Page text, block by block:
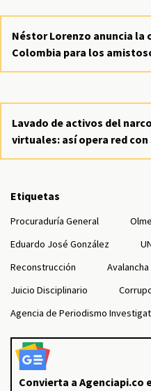
Néstor Lorenzo anuncia la
Colombia para los
Lavado de activos del
virtuales: así opera red
Etiquetas
Procuraduría General
Eduardo José González
Reconstrucción
Avalancha
Juicio Disciplinario
Agencia de Periodismo
Convierta a Agenciapi.co